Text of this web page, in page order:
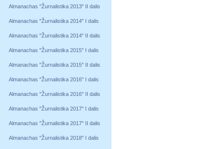
Almanachas "Žurnalistika 2013" II dalis
Almanachas "Žurnalistika 2014" I dalis
Almanachas "Žurnalistika 2014" II dalis
Almanachas "Žurnalistika 2015" I dalis
Almanachas "Žurnalistika 2015" II dalis
Almanachas "Žurnalistika 2016" I dalis
Almanachas "Žurnalistika 2016" II dalis
Almanachas "Žurnalistika 2017" I dalis
Almanachas "Žurnalistika 2017" II dalis
Almanachas "Žurnalistika 2018" I dalis